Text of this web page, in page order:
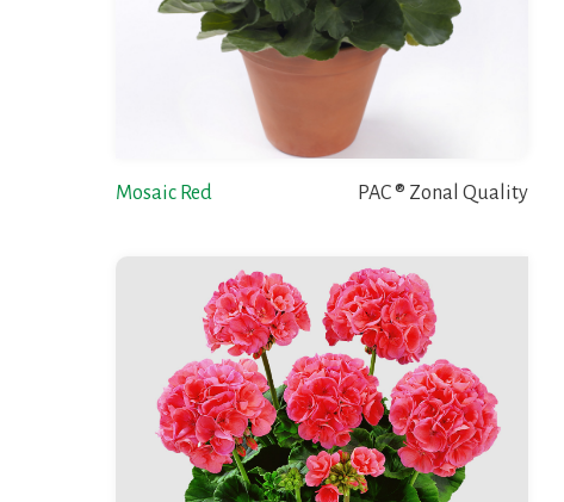
Mosaic Red PAC ® Zonal Quality